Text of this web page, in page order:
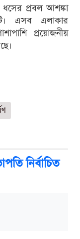
ধসের প্রবল আশঙ্কা
এসব এলাকার
প্রয়োজনীয়
নির্বাচিত